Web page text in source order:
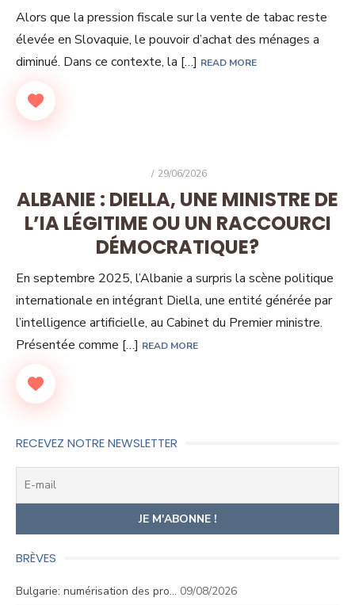
Alors que la pression fiscale sur la vente de tabac reste
élevée en Slovaquie, le pouvoir d’achat des ménages a
diminué. Dans ce contexte, la […] READ MORE
POSTED
29/06/2026
ALBANIE : DIELLA, UNE MINISTRE DE
L’IA LÉGITIME OU UN RACCOURCI
DÉMOCRATIQUE?
En septembre 2025, l’Albanie a surpris la scène politique
internationale en intégrant Diella, une entité générée par
l’intelligence artificielle, au Cabinet du Premier ministre.
Présentée comme […] READ MORE
RECEVEZ NOTRE NEWSLETTER
BRÈVES
Bulgarie: numérisation des pro… 09/08/2026